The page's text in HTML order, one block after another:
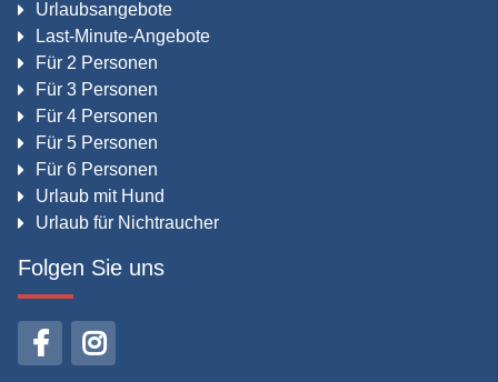
Urlaubsangebote
Last-Minute-Angebote
Für 2 Personen
Für 3 Personen
Für 4 Personen
Für 5 Personen
Für 6 Personen
Urlaub mit Hund
Urlaub für Nichtraucher
Folgen Sie uns